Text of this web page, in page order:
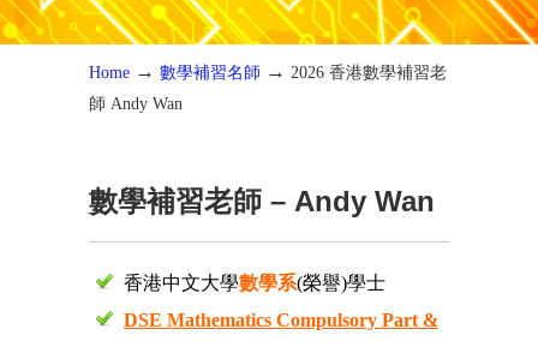
Home → 數學補習名師 → 2026 香港數學補習老
師 Andy Wan
數學補習老師 – Andy Wan
香港中文大學數學系(榮譽)學士
DSE Mathematics Compulsory Part &